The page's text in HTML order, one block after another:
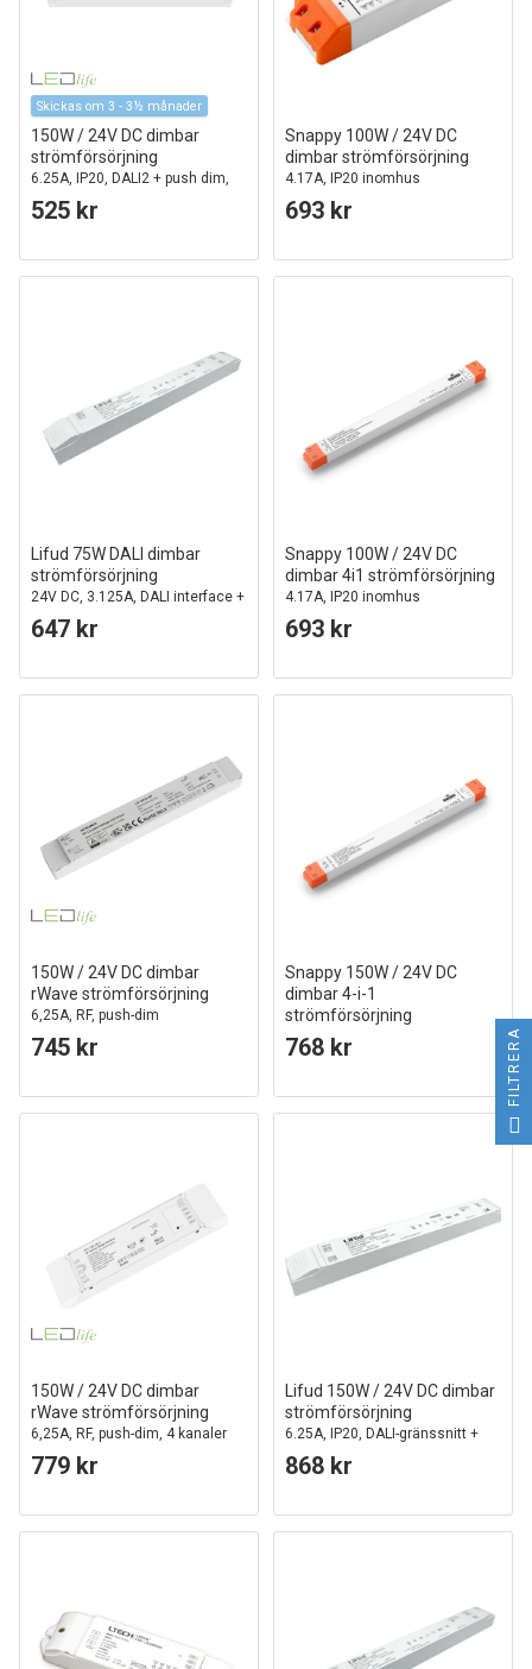
Skickas om 3 - 3½ månader
150W / 24V DC dimbar
strömförsörjning
6.25A, IP20, DALI2 + push dim,
flicker free
525 kr
Snappy 100W / 24V DC
dimbar strömförsörjning
4.17A, IP20 inomhus
693 kr
Lifud 75W DALI dimbar
strömförsörjning
24V DC, 3.125A, DALI interface +
push dim, flicker free, IP20
647 kr
Snappy 100W / 24V DC
dimbar 4i1 strömförsörjning
4.17A, IP20 inomhus
693 kr
150W / 24V DC dimbar
rWave strömförsörjning
6,25A, RF, push-dim
745 kr
Snappy 150W / 24V DC
dimbar 4-i-1
strömförsörjning
6.25A, IP20 inomhus
768 kr
150W / 24V DC dimbar
rWave strömförsörjning
6,25A, RF, push-dim, 4 kanaler
779 kr
Lifud 150W / 24V DC dimbar
strömförsörjning
6.25A, IP20, DALI-gränssnitt +
push dim, flicker free
868 kr
FILTRERA